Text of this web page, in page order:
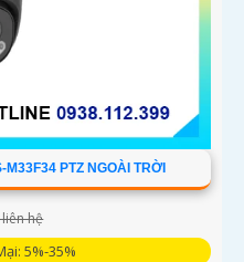
PTZ NGOÀI TRỜI
hệ
5%-35%